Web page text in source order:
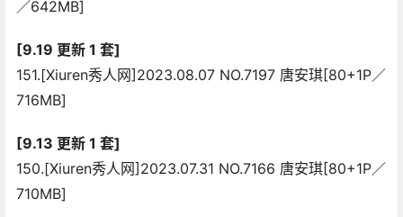
／642MB]
[9.19 更新 1 套]
151.[Xiuren秀人网]2023.08.07 NO.7197 唐安琪[80+1P／
716MB]
[9.13 更新 1 套]
150.[Xiuren秀人网]2023.07.31 NO.7166 唐安琪[80+1P／
710MB]